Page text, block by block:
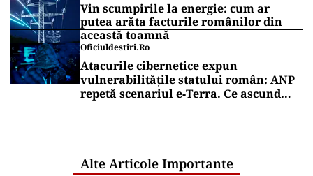
Vin scumpirile la energie: cum ar
putea arăta facturile românilor din
această toamnă
Oficiuldestiri.ro
Atacurile cibernetice expun
vulnerabilitățile statului român: ANP
repetă scenariul e‑Terra. Ce ascund
Alte Articole Importante